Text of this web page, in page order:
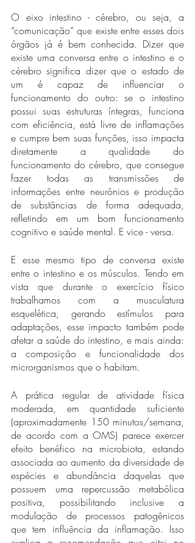
O eixo intestino - cérebro, ou seja, a
“comunicação” que existe entre esses dois
órgãos já é bem conhecida. Dizer que
existe uma conversa entre o intestino e o
cérebro significa dizer que o estado de
um é capaz de influenciar o
funcionamento do outro: se o intestino
possui suas estruturas íntegras, funciona
com eficiência, está livre de inflamações
e cumpre bem suas funções, isso impacta
diretamente a qualidade do
funcionamento do cérebro, que consegue
fazer todas as transmissões de
informações entre neurônios e produção
de substâncias de forma adequada,
refletindo em um bom funcionamento
cognitivo e saúde mental. E vice - versa.
E esse mesmo tipo de conversa existe
entre o intestino e os músculos. Tendo em
vista que durante o exercício físico
trabalhamos com a musculatura
esquelética, gerando estímulos para
adaptações, esse impacto também pode
afetar a saúde do intestino, e mais ainda:
a composição e funcionalidade dos
microrganismos que o habitam.
A prática regular de atividade física
moderada, em quantidade suficiente
(aproximadamente 150 minutos/semana,
de acordo com a OMS) parece exercer
efeito benéfico na microbiota, estando
associada ao aumento da diversidade de
espécies e abundância daquelas que
possuem uma repercussão metabólica
positiva, possibilitando inclusive a
modulação de processos patogênicos
que tem influência da inflamação. Isso